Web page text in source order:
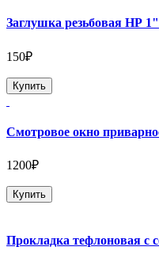
Заглушка резьбовая НР 1"
150₽
Купить
Смотровое окно
1200₽
Купить
Прокладка тефлоновая с